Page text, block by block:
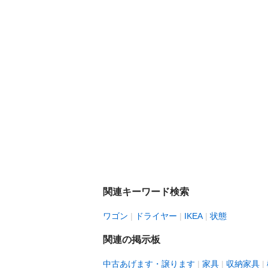
関連キーワード検索
ワゴン ドライヤー IKEA 状態
関連の掲示板
中古あげます・譲ります 家具 収納家具